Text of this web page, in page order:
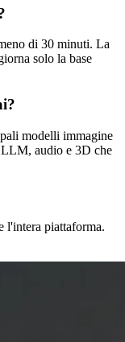
di 30 minuti. La
solo la base
modelli immagine
audio e 3D che
l'intera piattaforma.